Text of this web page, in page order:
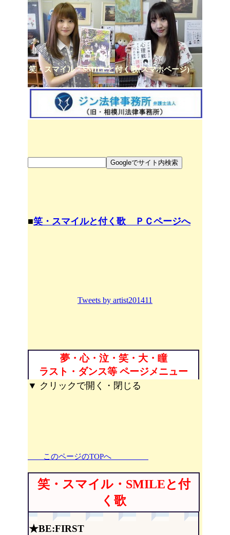
笑・スマイル・SMILEと付く歌(スマホページ)
■笑・スマイルと付く歌 ＰＣページへ
Tweets by artist201411
夢・心・泣・笑・大・瞳
ラスト・ダンス等 ページメニュー
▼ クリックで開く・閉じる
このページのTOPへ
笑・スマイル・SMILEと付
く歌
★BE:FIRST